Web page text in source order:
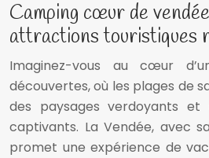
Camping cœur de
attractions touristiques
Imaginez-vous au cœur
découvertes, où les plages de
des paysages verdoyants et
captivants. La Vendée, avec
promet une expérience de